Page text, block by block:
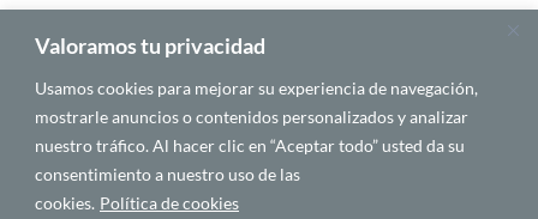
Valoramos tu privacidad
Usamos cookies para mejorar su experiencia de navegación,
mostrarle anuncios o contenidos personalizados y analizar
nuestro tráfico. Al hacer clic en “Aceptar todo” usted da su
consentimiento a nuestro uso de las
cookies. Política de cookies
Blog
Quiénes somos
Autores
Español